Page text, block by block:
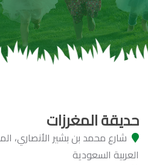
حديقة المغرزات
شارع محمد بن بشير الأنصاري،
العربية السعودية